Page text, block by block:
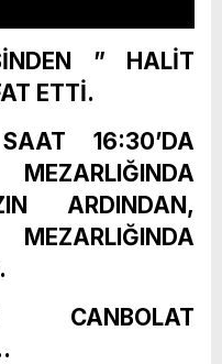
” HALİT
ETTİ.
16:30’DA
ARDINDAN,
CANBOLAT